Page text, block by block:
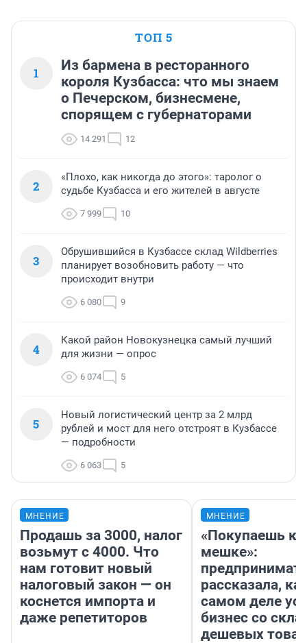
ТОП 5
1
Из бармена в ресторанного
короля Кузбасса: что мы знаем
о Печерском, бизнесмене,
спорящем с губернаторами
14 291 12
2
«Плохо, как никогда до этого»: таролог о
судьбе Кузбасса и его жителей в августе
7 999 10
3
Обрушившийся в Кузбассе склад Wildberries
планирует возобновить работу — что
происходит внутри
6 080 9
4
Какой район Новокузнецка самый лучший
для жизни — опрос
6 074 5
5
Новый логистический центр за 2 млрд
рублей и мост для него отстроят в Кузбассе
— подробности
6 063 5
МНЕНИЕ
Продашь за 3000, налог
возьмут с 4000. Что
нам готовит новый
налоговый закон — он
коснется импорта и
даже репетиторов
МНЕНИЕ
«Покупаешь
мешке»:
рассказала,
самом деле
бизнес со
дешевых